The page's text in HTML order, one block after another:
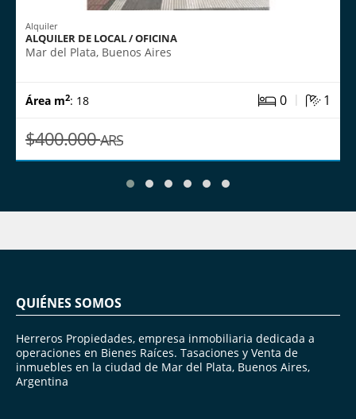
Alquiler
ALQUILER DE LOCAL / OFICINA
Mar del Plata, Buenos Aires
Área m2: 18 0 | 1
$400.000ARS
QUIÉNES SOMOS
Herreros Propiedades, empresa inmobiliaria dedicada a
operaciones en Bienes Raíces. Tasaciones y Venta de
inmuebles en la ciudad de Mar del Plata, Buenos Aires,
Argentina